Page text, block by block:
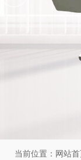
当前位置： 网站首